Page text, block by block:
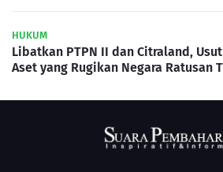
HUKUM
Libatkan PTPN II dan Citraland,
Aset yang Rugikan Negara Ratusan